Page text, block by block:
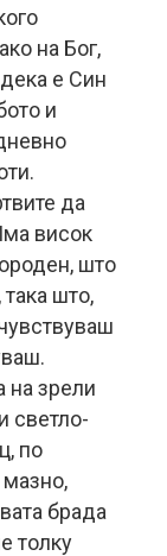
на Бог,
е Син
и
да
висок
што
што,
на зрели
светло-
по
мазно,
брада
толку